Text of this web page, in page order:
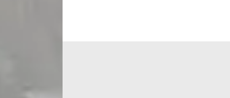
votre toiture, couvreur à Bussigny-